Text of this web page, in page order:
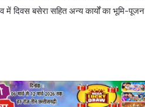
बसेरा सहित अन्य कार्यों का भूमि-पूजन